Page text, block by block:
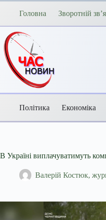
Перейти
Головна Зворотній
Політика Економіка
В Україні виплачуватимуть
Валерій Костюк,